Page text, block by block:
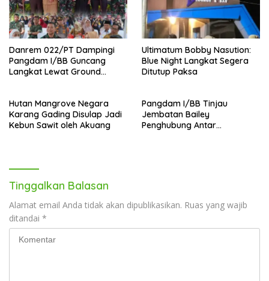
Danrem 022/PT Dampingi
Pangdam I/BB Guncang
Langkat Lewat Ground
Ultimatum Bobby Nasution:
Blue Night Langkat Segera
Ditutup Paksa
Hutan Mangrove Negara
Karang Gading Disulap Jadi
Kebun Sawit oleh Akuang
Pangdam I/BB Tinjau
Jembatan Bailey
Penghubung Antar
Tinggalkan Balasan
Alamat email Anda tidak akan dipublikasikan. Ruas yang wajib
ditandai *